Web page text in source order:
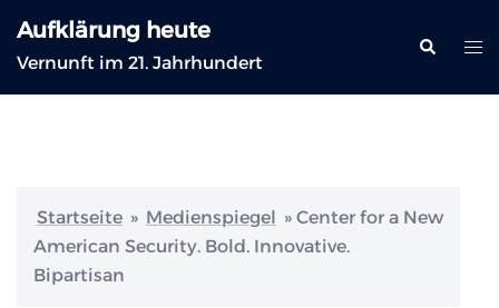
Inhalt
springen
Aufklärung heute
Vernunft im 21. Jahrhundert
Suche
Startseite » Medienspiegel » Center for a New
American Security. Bold. Innovative.
Bipartisan